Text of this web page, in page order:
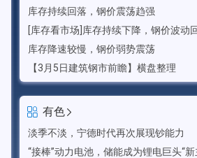
库存持续回落，钢价震荡趋强
[库存看市场]库存持续下降，钢价波动
库存降速较慢，钢价弱势震荡
【3月5日建筑钢市前瞻】横盘整理
有色
淡季不淡，宁德时代再次展现钞能力
“接棒”动力电池，储能成为锂电巨头“新